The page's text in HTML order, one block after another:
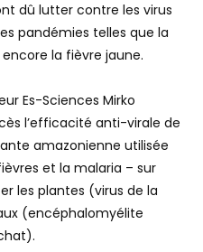
dû lutter contre les virus
pandémies telles que la
la fièvre jaune.
Es-Sciences Mirko
l’efficacité anti-virale de
amazonienne utilisée
et la malaria – sur
les plantes (virus de la
(encéphalomyélite